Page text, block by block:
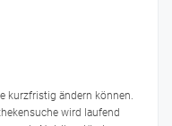
kurzfristig ändern können.
wird laufend